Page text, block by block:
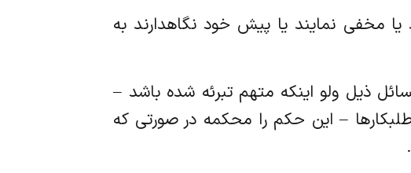
یا مخفی نمایند یا پیش خود نگاهدارند به
ذیل ولو اینکه متهم تبرئه شده باشد –
طلبکارها – این حکم را محکمه در صورتی که